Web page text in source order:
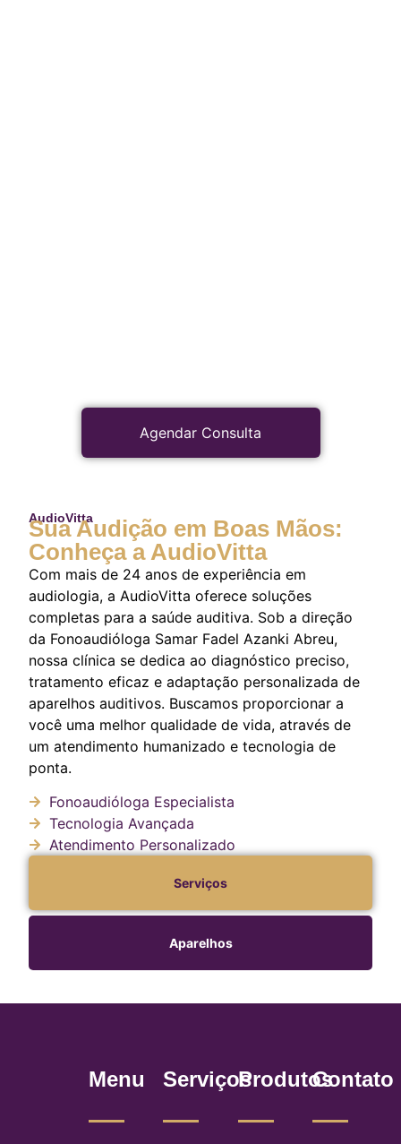
Agendar Consulta
AudioVitta
Sua Audição em Boas Mãos:
Conheça a AudioVitta
Com mais de 24 anos de experiência em
audiologia, a AudioVitta oferece soluções
completas para a saúde auditiva. Sob a direção
da Fonoaudióloga Samar Fadel Azanki Abreu,
nossa clínica se dedica ao diagnóstico preciso,
tratamento eficaz e adaptação personalizada de
aparelhos auditivos. Buscamos proporcionar a
você uma melhor qualidade de vida, através de
um atendimento humanizado e tecnologia de
ponta.
Fonoaudióloga Especialista
Tecnologia Avançada
Atendimento Personalizado
Serviços
Aparelhos
Menu ServiçosProdutosContato